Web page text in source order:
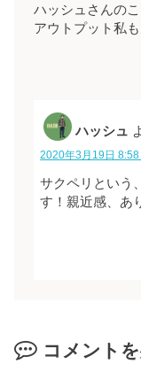
ハッシュさんの
アウトプット私
ハッシュ
2020年3月19日 8:58
サクペリという
す！親近感、あ
コメント